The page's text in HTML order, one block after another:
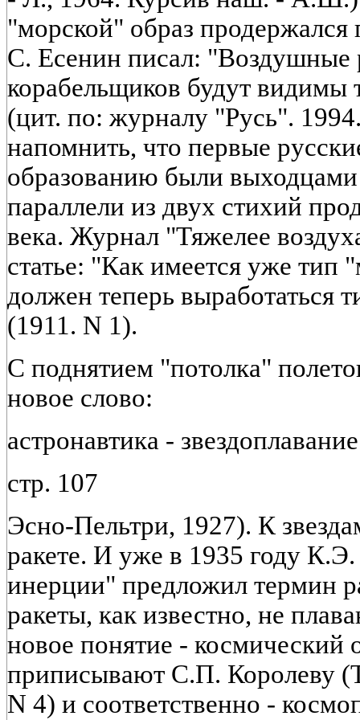
"морской" образ продержался
С. Есенин писал:
корабельщиков будут
(цит. по: журналу "Русь".
напомнить, что первые
образованию были
параллели из двух стихий
века. Журнал "Тяжелее
статье: "Как имеется уже тип
должен теперь выработаться
(1911. N 1).
С поднятием "потолка"
новое слово:
астронавтика -
стр. 107
Эсно-Пельтри, 1927). К
ракете. И уже в 1935 году
инерции" предложил термин
ракеты, как известно, не
новое понятие - космический
приписывают С.П. Королеву
N 4) и соответственно -